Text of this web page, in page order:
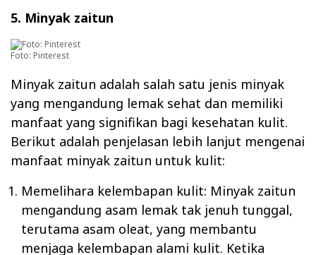
5. Minyak zaitun
Foto: Pinterest
Minyak zaitun adalah salah satu jenis minyak
yang mengandung lemak sehat dan memiliki
manfaat yang signifikan bagi kesehatan kulit.
Berikut adalah penjelasan lebih lanjut mengenai
manfaat minyak zaitun untuk kulit:
Memelihara kelembapan kulit: Minyak zaitun
mengandung asam lemak tak jenuh tunggal,
terutama asam oleat, yang membantu
menjaga kelembapan alami kulit. Ketika